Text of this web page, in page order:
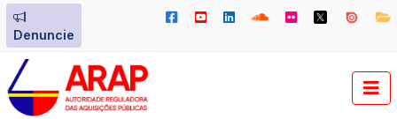
Denuncie